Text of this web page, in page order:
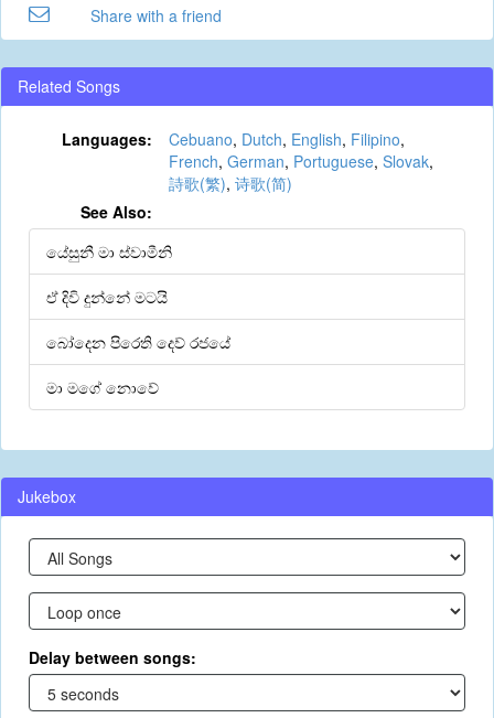
Share with a friend
Related Songs
Languages: Cebuano, Dutch, English, Filipino,
French, German, Portuguese, Slovak,
詩歌(繁), 诗歌(简)
See Also:
යේසුනී මා ස්වාමීනි
ඒ දිවි දුන්නේ මටයි
බෝදෙන පිරෙති දෙව් රජයේ
මා මගේ නොවේ
Jukebox
Delay between songs: